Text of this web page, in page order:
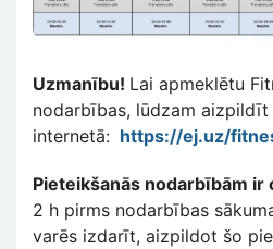
Uzmanību! Lai apmeklētu
nodarbības, lūdzam aizpildīt
internetā: https://ej.uz/
Pieteikšanās nodarbībām ir
2 h pirms nodarbības
varēs izdarīt, aizpildot šo